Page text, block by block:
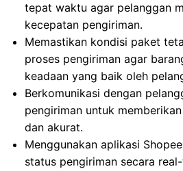
tepat waktu agar pelanggan
kecepatan pengiriman.
Memastikan kondisi paket
proses pengiriman agar
keadaan yang baik oleh
Berkomunikasi dengan
pengiriman untuk
dan akurat.
Menggunakan aplikasi
status pengiriman secara